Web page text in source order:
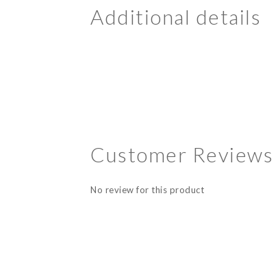
Additional details
Customer Reviews
No review for this product